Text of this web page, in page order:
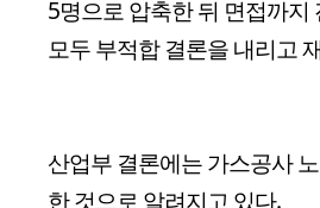
5명으로 압축한 뒤 면접까
모두 부적합 결론을 내리고
산업부 결론에는 가스공사
한 것으로 알려지고 있다.